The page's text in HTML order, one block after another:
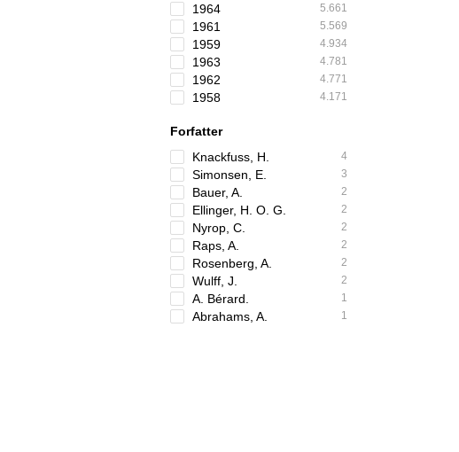
1964 5.661
1961 5.569
1959 4.934
1963 4.781
1962 4.771
1958 4.171
Forfatter
Knackfuss, H.
4
Simonsen, E. 3
Bauer, A. 2
Ellinger, H. O. G. 2
Nyrop, C. 2
Raps, A. 2
Rosenberg, A. 2
Wulff, J. 2
A. Bérard. 1
Abrahams, A. 1